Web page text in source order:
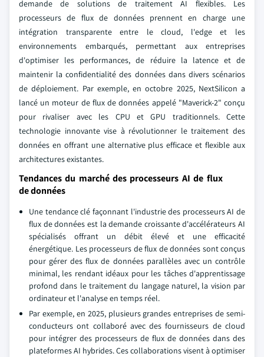
demande de solutions de traitement AI flexibles. Les
processeurs de flux de données prennent en charge une
intégration transparente entre le cloud, l'edge et les
environnements embarqués, permettant aux entreprises
d'optimiser les performances, de réduire la latence et de
maintenir la confidentialité des données dans divers scénarios
de déploiement. Par exemple, en octobre 2025, NextSilicon a
lancé un moteur de flux de données appelé "Maverick-2" conçu
pour rivaliser avec les CPU et GPU traditionnels. Cette
technologie innovante vise à révolutionner le traitement des
données en offrant une alternative plus efficace et flexible aux
architectures existantes.
Tendances du marché des processeurs AI de flux
de données
Une tendance clé façonnant l'industrie des processeurs AI de
flux de données est la demande croissante d'accélérateurs AI
spécialisés offrant un débit élevé et une efficacité
énergétique. Les processeurs de flux de données sont conçus
pour gérer des flux de données parallèles avec un contrôle
minimal, les rendant idéaux pour les tâches d'apprentissage
profond dans le traitement du langage naturel, la vision par
ordinateur et l'analyse en temps réel.
Par exemple, en 2025, plusieurs grandes entreprises de semi-
conducteurs ont collaboré avec des fournisseurs de cloud
pour intégrer des processeurs de flux de données dans des
plateformes AI hybrides. Ces collaborations visent à optimiser